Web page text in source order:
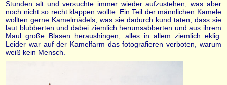
Stunden alt und versuchte immer wieder aufzustehen, was aber
noch nicht so recht klappen wollte. Ein Teil der männlichen Kamele
wollten gerne Kamelmädels, was sie dadurch kund taten, dass sie
laut blubberten und dabei ziemlich herumsabberten und aus ihrem
Maul große Blasen heraushingen, alles in allem ziemlich eklig.
Leider war auf der Kamelfarm das fotografieren verboten, warum
weiß kein Mensch.